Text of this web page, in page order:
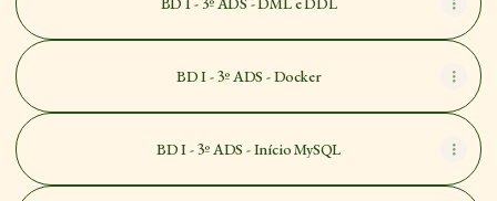
BD I - 3º ADS - Docker
BD I - 3º ADS - Início MySQL